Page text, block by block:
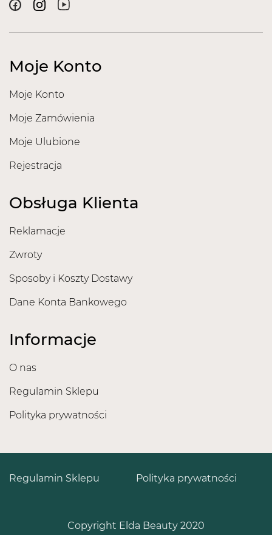
Moje Konto
Moje Konto
Moje Zamówienia
Moje Ulubione
Rejestracja
Obsługa Klienta
Reklamacje
Zwroty
Sposoby i Koszty Dostawy
Dane Konta Bankowego
Informacje
O nas
Regulamin Sklepu
Polityka prywatności
Copyright Elda Beauty 2020
Polityka prywatności
Regulamin Sklepu